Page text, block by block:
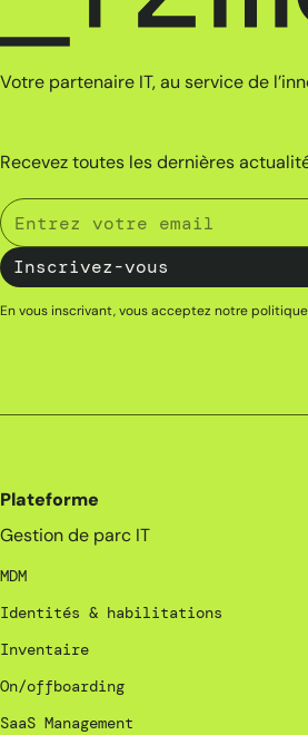
Votre partenaire IT, au service de
Recevez toutes les dernières
En vous inscrivant, vous acceptez notre
Plateforme
Gestion de parc IT
MDM
Identités & habilitations
Inventaire
On/offboarding
SaaS Management